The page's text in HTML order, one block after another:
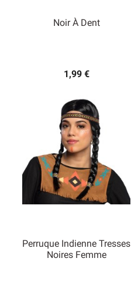
Noir À Dent
1,99 €
Perruque Indienne Tresses
Noires Femme